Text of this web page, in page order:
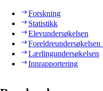
Forskning
Statistikk
Elevundersøkelsen
Foreldreundersøkelsen
Lærlingundersøkelsen
Innrapportering